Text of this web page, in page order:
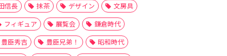
信長
抹茶 デザイン
文房具
フィギュア
展覧会
鎌倉時代
豊臣秀吉
豊臣兄弟！
昭和時代